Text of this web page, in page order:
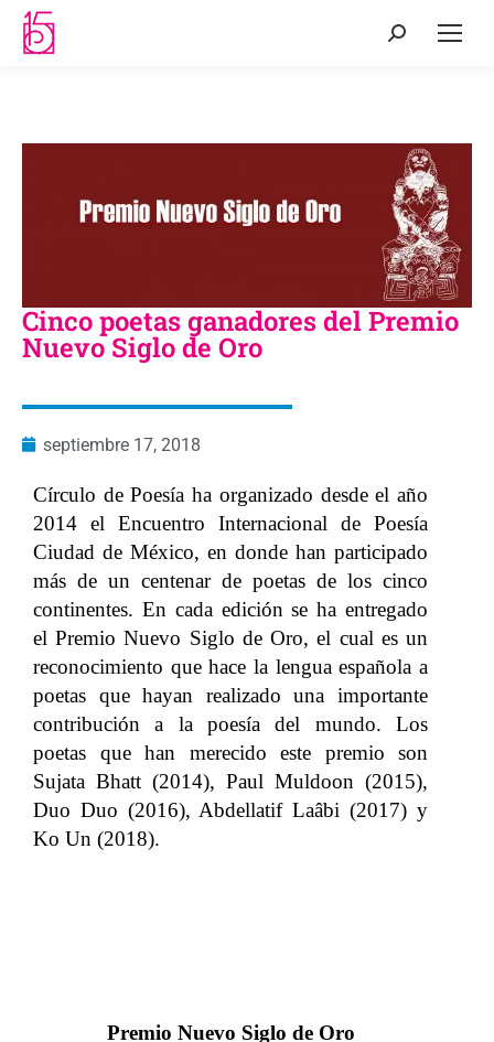
Cinco poetas ganadores del Premio
Nuevo Siglo de Oro
septiembre 17, 2018
Círculo de Poesía ha organizado desde el año
2014 el Encuentro Internacional de Poesía
Ciudad de México, en donde han participado
más de un centenar de poetas de los cinco
continentes. En cada edición se ha entregado
el Premio Nuevo Siglo de Oro, el cual es un
reconocimiento que hace la lengua española a
poetas que hayan realizado una importante
contribución a la poesía del mundo. Los
poetas que han merecido este premio son
Sujata Bhatt (2014), Paul Muldoon (2015),
Duo Duo (2016), Abdellatif Laâbi (2017) y
Ko Un (2018).
Premio Nuevo Siglo de Oro